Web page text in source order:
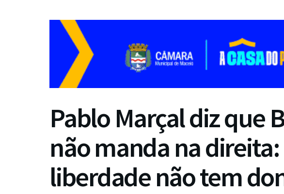
Pablo Marçal diz que
não manda na direita:
liberdade não tem